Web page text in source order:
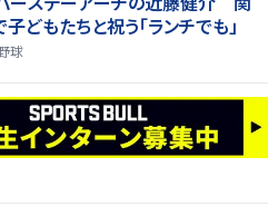
どもたちと祝う「ランチでも」
球